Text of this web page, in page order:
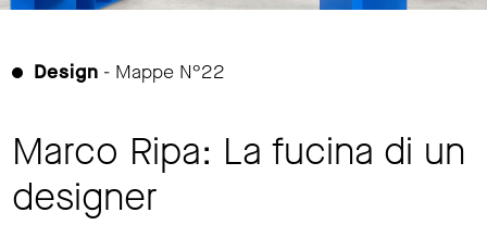
Design - Mappe N°22
Marco Ripa: La fucina di un
designer